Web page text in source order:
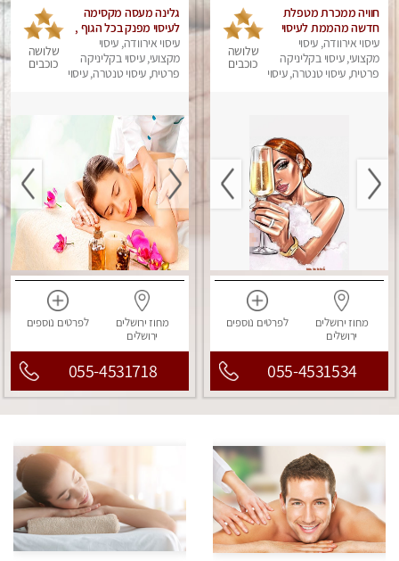
חוויה ממכרת מטפלת
חדשה מהממת לעיסוי
טנטרי המשלב בתוכו
טכניקות רבות מעולם
המזרח
עיסוי אירוודה, עיסוי
מקצועי, עיסוי בקליניקה
פרטית, עיסוי טנטרה, עיסוי
שלושה
כוכבים
מחוז ירושלים
ירושלים
לפרטים נוספים
055-4531534
גלינה מעסה מקסימה
לעיסוי מפנק בכל הגוף ,
משחרר לחצים , מרפה
את השרירים , להנאה
מובטחת צלצל אלי
עיסוי אירוודה, עיסוי
מקצועי, עיסוי בקליניקה
פרטית, עיסוי טנטרה, עיסוי
שלושה
כוכבים
מחוז ירושלים
ירושלים
לפרטים נוספים
055-4531718